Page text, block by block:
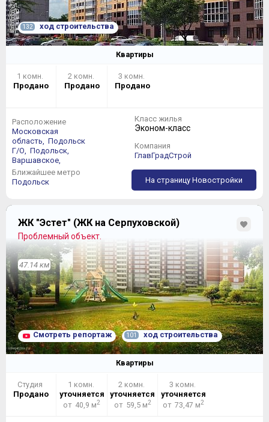
132 ход строительства
Квартиры
1 комн.
Продано
2 комн.
Продано
3 комн.
Продано
Расположение
Московская
область, Подольск
Г/О, Подольск,
Варшавское,
Ближайшее метро
Подольск
Класс жилья
Эконом-класс
Компания
ГлавГрадСтрой
На страницу Новостройки
ЖК "Эстет" (ЖК на Серпуховской)
Проблемный объект.
47.14 км
Смотреть репортаж 101 ход строительства
Квартиры
Студия
Продано
1 комн.
уточняется
от 40,9 м2
2 комн.
уточняется
от 59,5 м2
3 комн.
уточняется
от 73,47 м2